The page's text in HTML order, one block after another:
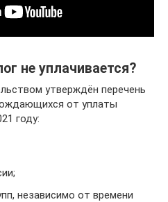
не уплачивается?
утверждён перечень
от уплаты
году:
независимо от времени